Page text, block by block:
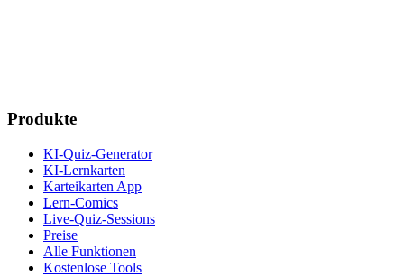
Produkte
KI-Quiz-Generator
KI-Lernkarten
Karteikarten App
Lern-Comics
Live-Quiz-Sessions
Preise
Alle Funktionen
Kostenlose Tools